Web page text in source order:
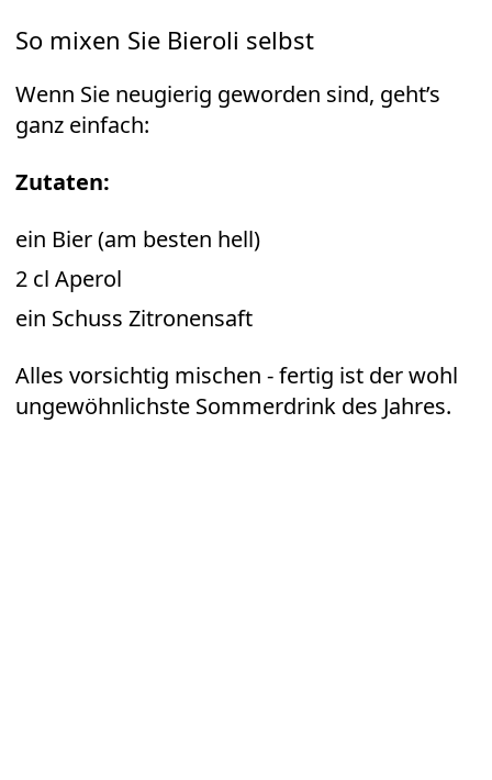
So mixen Sie Bieroli selbst
Wenn Sie neugierig geworden sind, geht’s
ganz einfach:
Zutaten:
ein Bier (am besten hell)
2 cl Aperol
ein Schuss Zitronensaft
Alles vorsichtig mischen - fertig ist der wohl
ungewöhnlichste Sommerdrink des Jahres.